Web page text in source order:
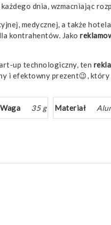
dnia, wzmacniając
medycznej, a także
kontrahentów. Jako
up technologiczny, ten
i efektowny prezent😉, który
Waga 35 g Materiał